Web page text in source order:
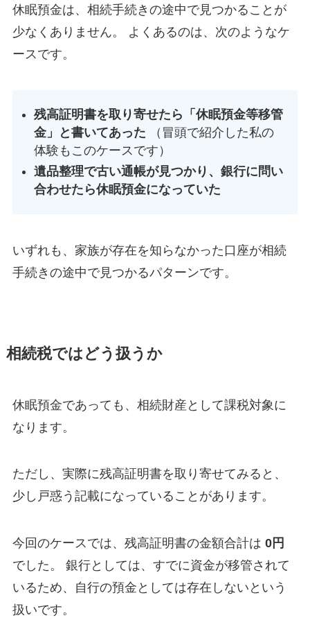
休眠預金は、相続手続きの途中で見つかることが
少なくありません。 よくあるのは、次のようなケ
ースです。
残高証明書を取り寄せたら「休眠預金等移管
金」と書いてあった （冒頭で紹介した私の
体験もこのケースです）
遺品整理で古い通帳が見つかり、銀行に問い
合わせたら休眠預金になっていた
いずれも、家族が存在を知らなかった口座が相続
手続きの途中で見つかるパターンです。
相続税ではどう扱うか
休眠預金であっても、相続財産として課税対象に
なります。
ただし、実際に残高証明書を取り寄せてみると、
少し戸惑う記載になっていることがあります。
今回のケースでは、残高証明書の金額合計は 0円
でした。 銀行としては、すでに資金が移管されて
いるため、自行の預金としては存在しないという
扱いです。